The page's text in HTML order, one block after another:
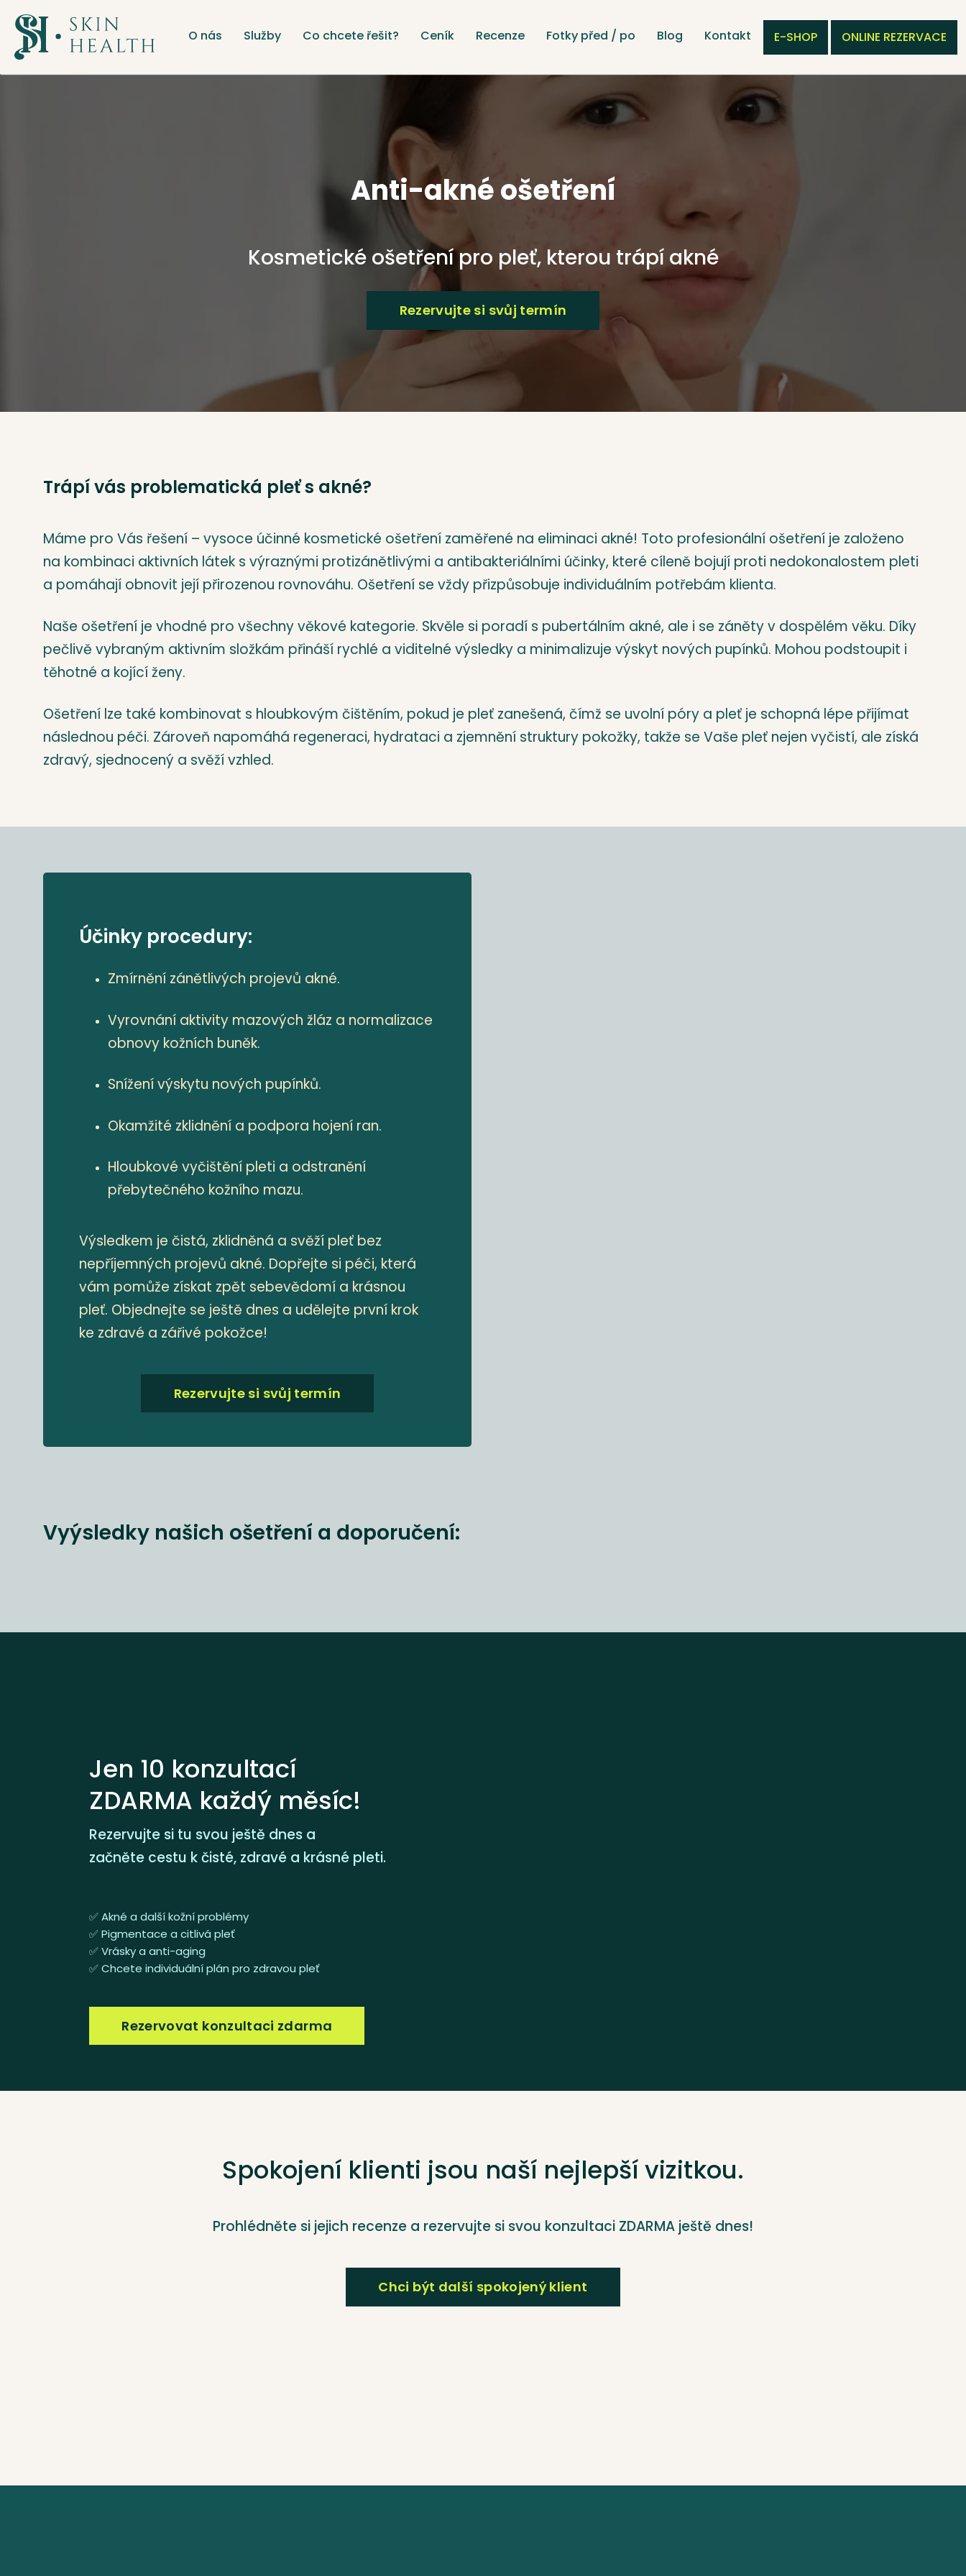
O nás Služby Co chcete řešit? Ceník Recenze Fotky před / po Blog Kontakt E-SHOP ONLINE REZERVACE
Anti-akné ošetření
Kosmetické ošetření pro pleť, kterou trápí akné
Rezervujte si svůj termín
Trápí vás problematická pleť s akné?
Máme pro Vás řešení – vysoce účinné kosmetické ošetření zaměřené na eliminaci akné! Toto profesionální ošetření je založeno
na kombinaci aktivních látek s výraznými protizánětlivými a antibakteriálními účinky, které cíleně bojují proti nedokonalostem pleti
a pomáhají obnovit její přirozenou rovnováhu. Ošetření se vždy přizpůsobuje individuálním potřebám klienta.
Naše ošetření je vhodné pro všechny věkové kategorie. Skvěle si poradí s pubertálním akné, ale i se záněty v dospělém věku. Díky
pečlivě vybraným aktivním složkám přináší rychlé a viditelné výsledky a minimalizuje výskyt nových pupínků. Mohou podstoupit i
těhotné a kojící ženy.
Ošetření lze také kombinovat s hloubkovým čištěním, pokud je pleť zanešená, čímž se uvolní póry a pleť je schopná lépe přijímat
následnou péči. Zároveň napomáhá regeneraci, hydrataci a zjemnění struktury pokožky, takže se Vaše pleť nejen vyčistí, ale získá
zdravý, sjednocený a svěží vzhled.
Účinky procedury:
Zmírnění zánětlivých projevů akné.
Vyrovnání aktivity mazových žláz a normalizace
obnovy kožních buněk.
Snížení výskytu nových pupínků.
Okamžité zklidnění a podpora hojení ran.
Hloubkové vyčištění pleti a odstranění
přebytečného kožního mazu.
Výsledkem je čistá, zklidněná a svěží pleť bez
nepříjemných projevů akné. Dopřejte si péči, která
vám pomůže získat zpět sebevědomí a krásnou
pleť. Objednejte se ještě dnes a udělejte první krok
ke zdravé a zářivé pokožce!
Rezervujte si svůj termín
Vyýsledky našich ošetření a doporučení:
Jen 10 konzultací
ZDARMA každý měsíc!
Rezervujte si tu svou ještě dnes a
začněte cestu k čisté, zdravé a krásné pleti.
✅ Akné a další kožní problémy
✅ Pigmentace a citlivá pleť
✅ Vrásky a anti-aging
✅ Chcete individuální plán pro zdravou pleť
Rezervovat konzultaci zdarma
Spokojení klienti jsou naší nejlepší vizitkou.
Prohlédněte si jejich recenze a rezervujte si svou konzultaci ZDARMA ještě dnes!
Chci být další spokojený klient